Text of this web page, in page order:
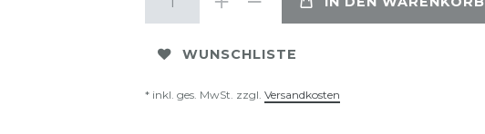
WUNSCHLISTE
* inkl. ges. MwSt. zzgl. Versandkosten